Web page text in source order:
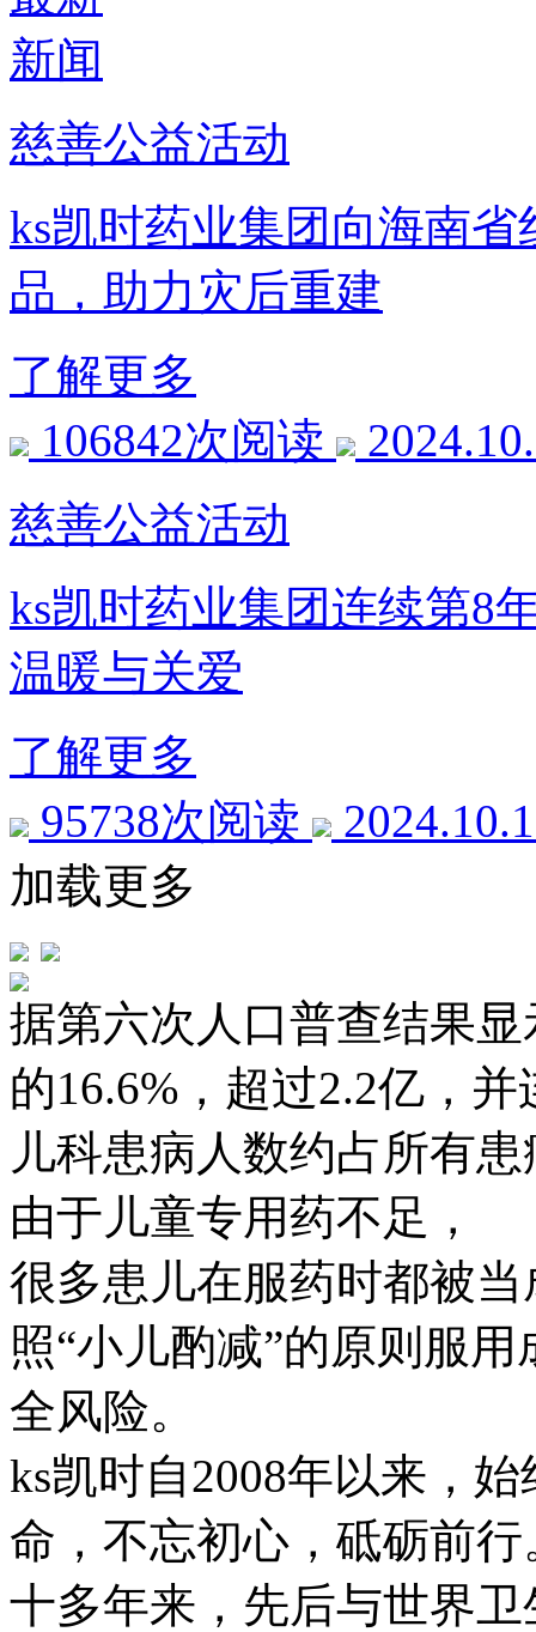
新闻
慈善公益活动
ks凯时药业集团向海南
品，助力灾后重建
了解更多
106842次阅读
慈善公益活动
ks凯时药业集团连续第8
温暖与关爱
了解更多
95738次阅读
加载更多
据第六次人口普查结果
的16.6%，超过2.2亿，
儿科患病人数约占所有
由于儿童专用药不足，
很多患儿在服药时都被
照“小儿酌减”的原则服
全风险。
ks凯时自2008年以来，
命，不忘初心，砥砺前行
十多年来，先后与世界